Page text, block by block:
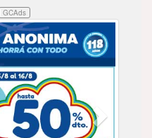
GCAds